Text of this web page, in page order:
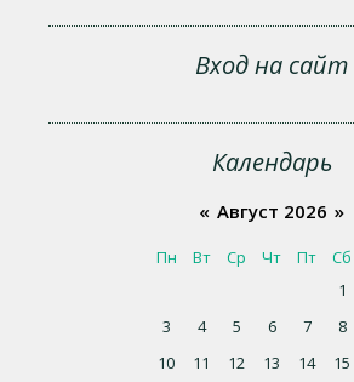
Вход на сайт
Календарь
« Август 2026 »
Пн Вт Ср Чт Пт Сб
1
3
4 5 6 7 8
10
11 12 13 14 15